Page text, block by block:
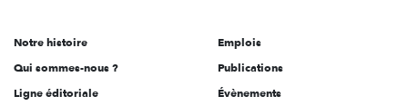
l'engagement
Notre histoire
Qui sommes-nous ?
Ligne éditoriale
Emplois
Publications
Évènements